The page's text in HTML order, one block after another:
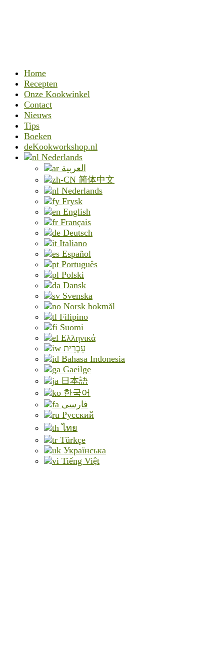
Home
Recepten
Onze Kookwinkel
Contact
Nieuws
Tips
Boeken
deKookworkshop.nl
Nederlands
العربية
简体中文
Nederlands
Frysk
English
Français
Deutsch
Italiano
Español
Português
Polski
Dansk
Svenska
Norsk bokmål
Filipino
Suomi
Ελληνικά
עִבְרִית
Bahasa Indonesia
Gaeilge
日本語
한국어
فارسی
Русский
ไทย
Türkçe
Українська
Tiếng Việt